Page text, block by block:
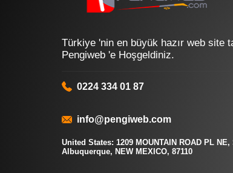
Türkiye 'nin en büyük hazır web site
Pengiweb 'e Hoşgeldiniz.
0224 334 01 87
info@pengiweb.com
United States: 1209 MOUNTAIN ROAD PL NE,
Albuquerque, NEW MEXICO, 87110